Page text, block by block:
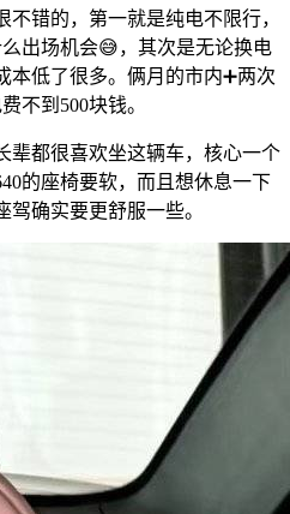
错的，第一就是纯电不限行，
出场机会😅，其次是无论换电
本低了很多。俩月的市内➕两次
不到500块钱。
辈都很喜欢坐这辆车，核心一个
的座椅要软，而且想休息一下
确实要更舒服一些。